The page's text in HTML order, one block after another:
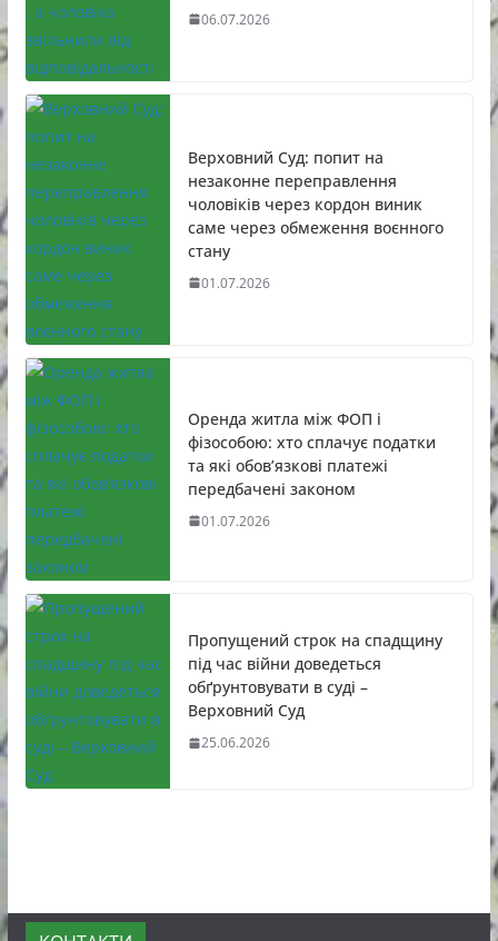
06.07.2026
Верховний Суд: попит на
незаконне переправлення
чоловіків через кордон виник
саме через обмеження воєнного
стану
01.07.2026
Оренда житла між ФОП і
фізособою: хто сплачує податки
та які обов’язкові платежі
передбачені законом
01.07.2026
Пропущений строк на спадщину
під час війни доведеться
обґрунтовувати в суді –
Верховний Суд
25.06.2026